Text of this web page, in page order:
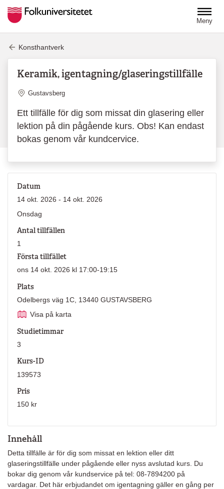
Meny
Konsthantverk
Keramik, igentagning/glaseringstillfälle
Plats
Gustavsberg
Ett tillfälle för dig som missat din glasering eller
lektion på din pågående kurs. Obs! Kan endast
bokas genom vår kundcervice.
Innehåll
Detta tillfälle är för dig som missat en lektion eller ditt
glaseringstillfälle under pågående eller nyss avslutad kurs. Du
bokar dig genom vår kundservice på tel: 08-7894200 på
vardagar. Det här erbjudandet om igentagning gäller en gång per
Datum
14 okt. 2026 - 14 okt. 2026
Onsdag
Antal tillfällen
1
Första tillfället
ons 14 okt. 2026 kl 17:00-19:15
Plats
Odelbergs väg 1C, 13440 GUSTAVSBERG
Visa på karta
Studietimmar
3
Kurs-ID
139573
Pris
150 kr